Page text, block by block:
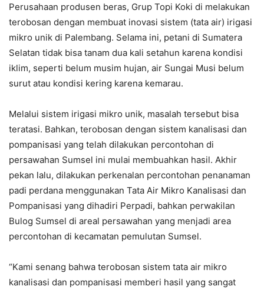
Perusahaan produsen beras, Grup Topi Koki di melakukan
terobosan dengan membuat inovasi sistem (tata air) irigasi
mikro unik di Palembang. Selama ini, petani di Sumatera
Selatan tidak bisa tanam dua kali setahun karena kondisi
iklim, seperti belum musim hujan, air Sungai Musi belum
surut atau kondisi kering karena kemarau.
Melalui sistem irigasi mikro unik, masalah tersebut bisa
teratasi. Bahkan, terobosan dengan sistem kanalisasi dan
pompanisasi yang telah dilakukan percontohan di
persawahan Sumsel ini mulai membuahkan hasil. Akhir
pekan lalu, dilakukan perkenalan percontohan penanaman
padi perdana menggunakan Tata Air Mikro Kanalisasi dan
Pompanisasi yang dihadiri Perpadi, bahkan perwakilan
Bulog Sumsel di areal persawahan yang menjadi area
percontohan di kecamatan pemulutan Sumsel.
“Kami senang bahwa terobosan sistem tata air mikro
kanalisasi dan pompanisasi memberi hasil yang sangat